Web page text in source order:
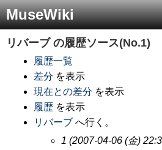
MuseWiki
リバーブの履歴ソース(No.1)
履歴一覧
差分 を表示
現在との差分 を表示
履歴 を表示
リバーブ へ行く。
1 (2007-04-06 (金)